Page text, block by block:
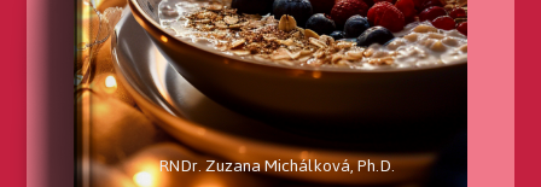
RNDr. Zuzana Michálková, Ph.D.